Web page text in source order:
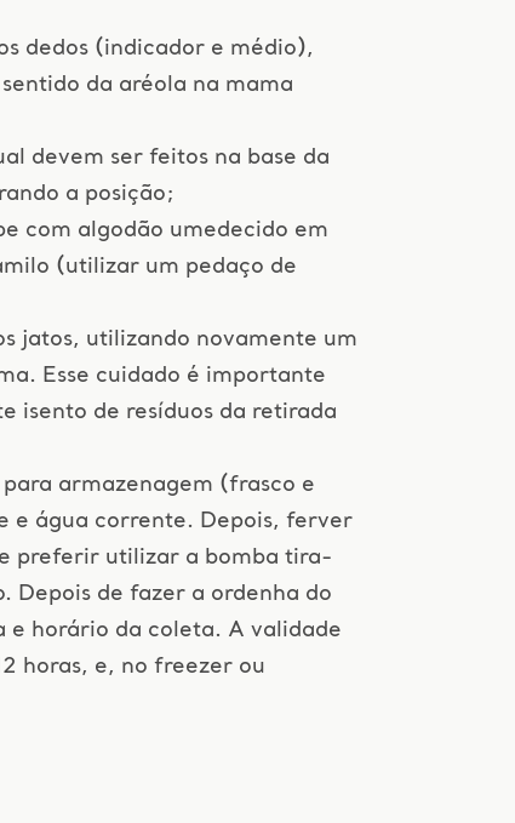
dedos (indicador e médio),
da aréola na mama
devem ser feitos na base da
a posição;
com algodão umedecido em
(utilizar um pedaço de
jatos, utilizando novamente um
Esse cuidado é importante
isento de resíduos da retirada
armazenagem (frasco e
e água corrente. Depois, ferver
preferir utilizar a bomba tira-
Depois de fazer a ordenha do
e horário da coleta. A validade
horas, e, no freezer ou